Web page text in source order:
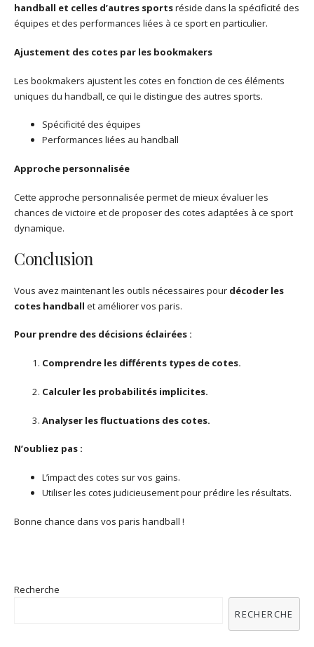
handball et celles d’autres sportsréside dans la spécificité des
équipes et des performances liées à ce sport en particulier.
Ajustement des cotes par les bookmakers
Les bookmakers ajustent les cotes en fonction de ces éléments
uniques du handball, ce qui le distingue des autres sports.
Spécificité des équipes
Performances liées au handball
Approche personnalisée
Cette approche personnalisée permet de mieux évaluer les
chances de victoire et de proposer des cotes adaptées à ce sport
dynamique.
Conclusion
Vous avez maintenant les outils nécessaires pour décoder les
cotes handball et améliorer vos paris.
Pour prendre des décisions éclairées :
Comprendre les différents types de cotes.
Calculer les probabilités implicites.
Analyser les fluctuations des cotes.
N’oubliez pas :
L’impact des cotes sur vos gains.
Utiliser les cotes judicieusement pour prédire les résultats.
Bonne chance dans vos paris handball !
Recherche
RECHERCHE